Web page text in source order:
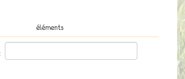
éléments